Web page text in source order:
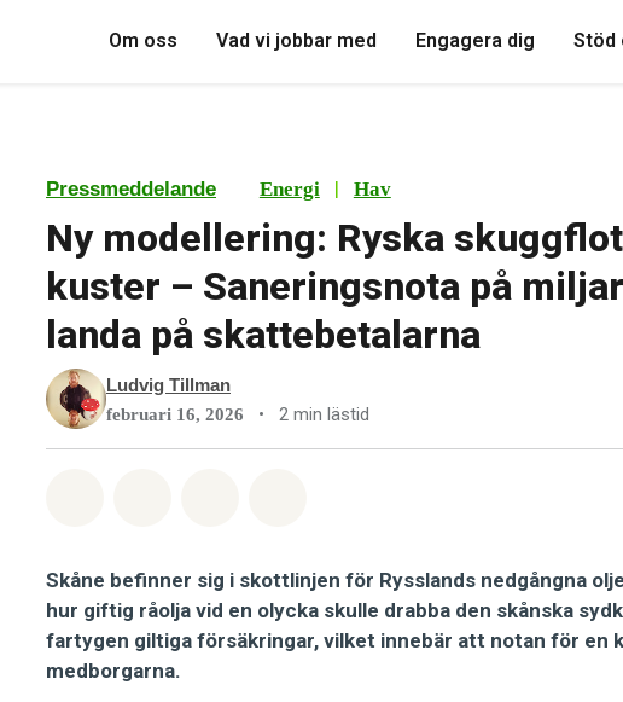
Om oss Vad vi jobbar med Engagera dig Stöd
Pressmeddelande Energi | Hav
Ny modellering: Ryska
kuster – Saneringsnota på
landa på skattebetalarna
Ludvig Tillman
februari 16, 2026 • 2 min lästid
Skåne befinner sig i skottlinjen för Rysslands nedgångna
hur giftig råolja vid en olycka skulle drabba den skånska
fartygen giltiga försäkringar, vilket innebär att notan för en
medborgarna.